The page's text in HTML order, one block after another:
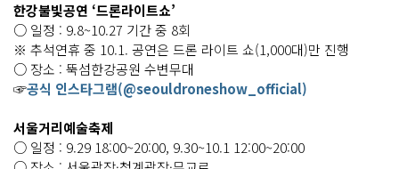
한강불빛공연 ‘드론라이트쇼’
○ 일정 : 9.8~10.27 기간 중 8회
※ 추석연휴 중 10.1. 공연은 드론 라이트 쇼(1,000대)만 진행
○ 장소 : 뚝섬한강공원 수변무대
☞공식 인스타그램(@seouldroneshow_official)
서울거리예술축제
○ 일정 : 9.29 18:00~20:00, 9.30~10.1 12:00~20:00